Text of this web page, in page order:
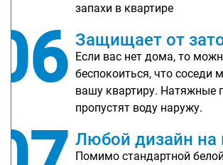
запахи в квартире
Защищает от
Если вас нет дома, то
беспокоиться, что соседи
вашу квартиру. Натяжные
пропустят воду наружу.
Любой дизайн на
Помимо стандартной